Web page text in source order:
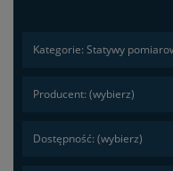
Kategorie: Statywy
Producent: (wybierz)
Dostępność: (wybierz)